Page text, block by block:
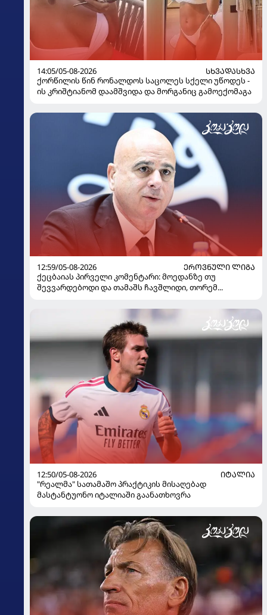
14:05/05-08-2026
ᲡᲮᲕᲐᲓᲐᲡᲮᲕᲐ
ქორწილის წინ რონალდოს საცოლეს სქელი უწოდეს -
ის კრიშტიანომ დაამშვიდა და მორგანიც გამოექომაგა
12:59/05-08-2026
ᲔᲠᲝᲕᲜᲣᲚᲘ ᲚᲘᲒᲐ
ქეცბაიას პირველი კომენტარი: მოედანზე თუ
შევვარდებოდი და თამაშს ჩავშლიდი, თორემ...
12:50/05-08-2026
ᲘᲢᲐᲚᲘᲐ
"რეალმა" სათამაშო პრაქტიკის მისაღებად
მასტანტუონო იტალიაში გაანათხოვრა